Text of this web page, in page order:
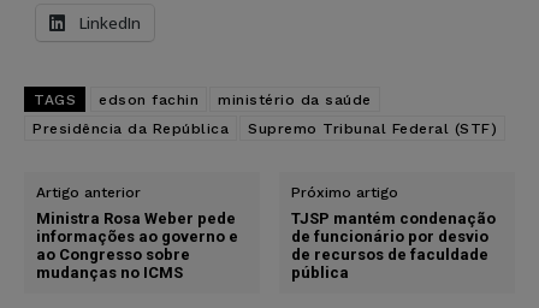
LinkedIn
TAGS edson fachin
ministério da saúde
Presidência da República
Supremo Tribunal Federal (STF)
Artigo anterior
Ministra Rosa Weber pede
informações ao governo e
ao Congresso sobre
mudanças no ICMS
Próximo artigo
TJSP mantém condenação
de funcionário por desvio
de recursos de faculdade
pública